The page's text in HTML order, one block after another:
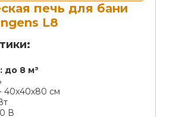
печь для бани
L8
до 8 м³
40х40х80 см
В